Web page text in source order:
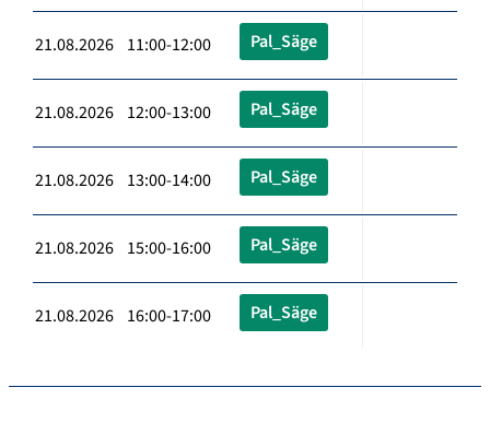
21.08.2026 11:00-12:00 Pal_Säge
21.08.2026 12:00-13:00 Pal_Säge
21.08.2026 13:00-14:00 Pal_Säge
21.08.2026 15:00-16:00 Pal_Säge
21.08.2026 16:00-17:00 Pal_Säge